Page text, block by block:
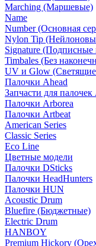
Marching (Маршевые)
Name
Number (Основная
Nylon Tip
Signature (Подписные
Timbales (Без
UV и Glow
Палочки Ahead
Запчасти для палочек
Палочки Arborea
Палочки Artbeat
American Series
Classic Series
Eco Line
Цветные модели
Палочки DSticks
Палочки HeadHunters
Палочки HUN
Acoustic Drum
Bluefire (Бюджетные)
Electric Drum
HANBOY
Premium Hickory